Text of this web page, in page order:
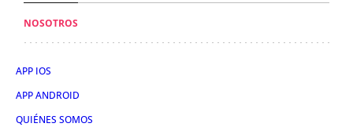
NOSOTROS
APP IOS
APP ANDROID
QUIÉNES SOMOS